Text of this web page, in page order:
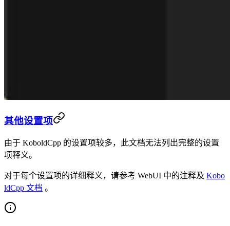
其他设置项
由于 KoboldCpp 的设置项较多，此文档无法列出完整的设置
项释义。
对于每个设置项的详细释义，请参考 WebUI 中的注释及 Kobo
ldCpp 文档 。